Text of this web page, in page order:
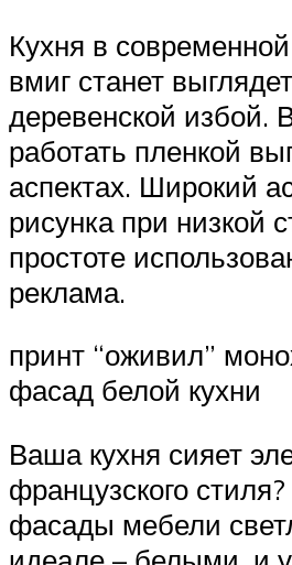
Кухня в
вмиг станет
деревенской избой.
работать пленкой
аспектах. Широкий
рисунка при низкой
простоте
реклама.
принт “оживил”
фасад белой кухни
Ваша кухня сияет
французского
фасады мебели